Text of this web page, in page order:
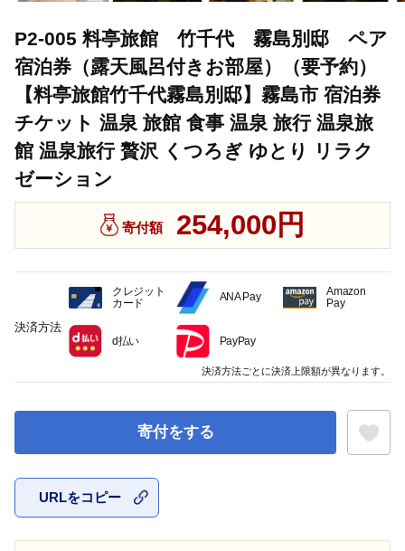
P2-005 料亭旅館 竹千代 霧島別邸 ペア
宿泊券（露天風呂付きお部屋）（要予約）
【料亭旅館竹千代霧島別邸】霧島市 宿泊券
チケット 温泉 旅館 食事 温泉 旅行 温泉旅
館 温泉旅行 贅沢 くつろぎ ゆとり リラク
ゼーション
寄付額 254,000円
寄付をする
URLをコピー
決済方法
クレジット
カード
ANA Pay
Amazon
Pay
d払い PayPay
決済方法ごとに決済上限額が異なります。